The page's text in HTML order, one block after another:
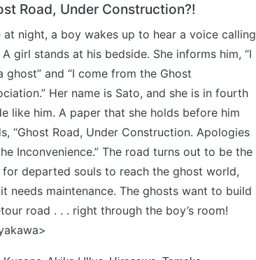
Road, Under Construction?!
at night, a boy wakes up to hear a voice calling
A girl stands at his bedside. She informs him, “I
ghost” and “I come from the Ghost
Her name is Sato, and she is in fourth
like him. A paper that she holds before him
“Ghost Road, Under Construction. Apologies
Inconvenience.” The road turns out to be the
for departed souls to reach the ghost world,
needs maintenance. The ghosts want to build
road . . . right through the boy’s room!